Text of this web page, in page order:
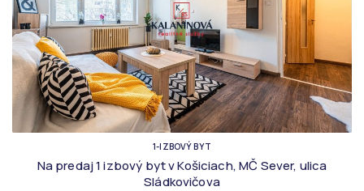
1-IZBOVÝ BYT
Na predaj 1 izbový byt v Košiciach, MČ Sever, ulica
Sládkovičova